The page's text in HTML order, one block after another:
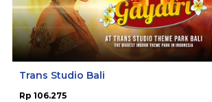
Trans Studio Bali
Rp 106.275